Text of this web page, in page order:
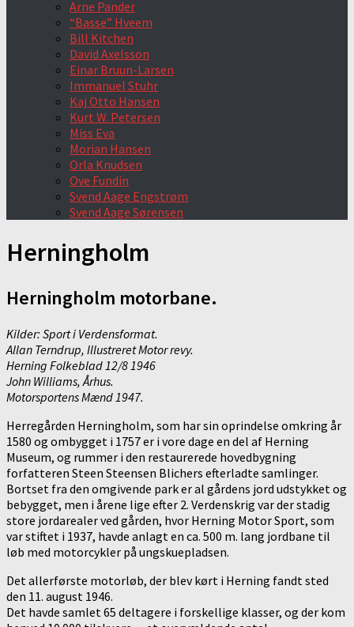
Arne Pander
“Basse” Hveem
Bill Kitchen
David Axelsson
Einar Bruun-Larsen
Immanuel Stuhr
Kaj Otto Hansen
Kurt W. Petersen
Miss Eva
Morian Hansen
Orla Knudsen
Ove Fundin
Svend Aage Engstrøm
Svend Aage Sørensen
Herningholm
Herningholm motorbane.
Kilder: Sport i Verdensformat.
Allan Terndrup, Illustreret Motor revy.
Herning Folkeblad 12/8 1946
John Williams, Århus.
Motorsportens Mænd 1947.
Herregården Herningholm, som har sin oprindelse omkring år
1580 og ombygget i 1757 er i vore dage en del af Herning
Museum, og rummer i den restaurerede hovedbygning
forfatteren Steen Steensen Blichers efterladte samlinger.
Bortset fra den omgivende park er al gårdens jord udstykket og
bebygget, men i årene lige efter 2. Verdenskrig var der stadig
store jordarealer ved gården, hvor Herning Motor Sport, som
var stiftet i 1937, havde anlagt en ca. 500 m. lang jordbane til
løb med motorcykler på ungskuepladsen.
Det allerførste motorløb, der blev kørt i Herning fandt sted
den 11. august 1946.
Det havde samlet 65 deltagere i forskellige klasser, og der kom